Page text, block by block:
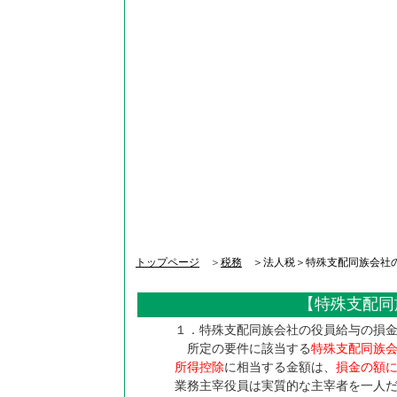
トップページ ＞ 税務 ＞法人税＞特殊支配同族会社
【特殊支配
１．特殊支配同族会社の役員給与の損
所定の要件に該当する特殊支配同族
所得控除に相当する金額は、 損金の額
業務主宰役員は実質的な主宰者を一人